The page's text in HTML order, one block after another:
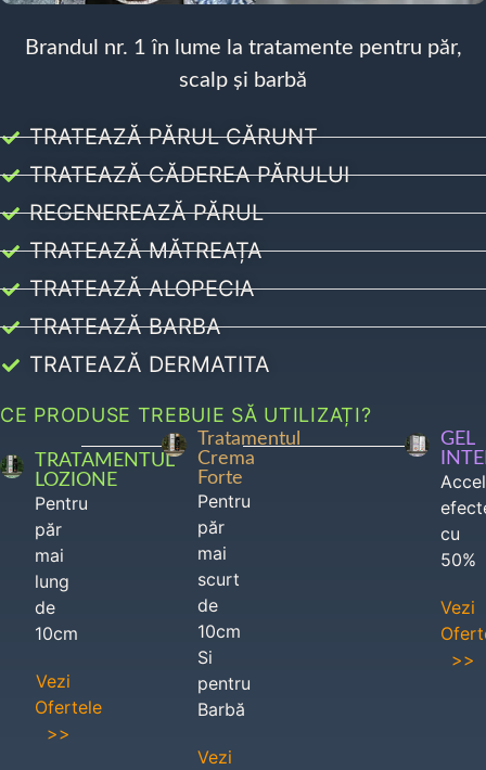
Brandul nr. 1 în lume la tratamente pentru păr,
scalp și barbă
TRATEAZĂ PĂRUL CĂRUNT
TRATEAZĂ CĂDEREA PĂRULUI
REGENEREAZĂ PĂRUL
TRATEAZĂ MĂTREAȚA
TRATEAZĂ ALOPECIA
TRATEAZĂ BARBA
TRATEAZĂ DERMATITA
CE PRODUSE TREBUIE SĂ UTILIZAȚI?
TRATAMENTUL
LOZIONE
Pentru
păr
mai
lung
de
10cm
Vezi
Ofertele
>>
Tratamentul
Crema
Forte
Pentru
păr
mai
scurt
de
10cm
Si
pentru
Barbă
Vezi
GEL
cu
50%
Vezi
>>